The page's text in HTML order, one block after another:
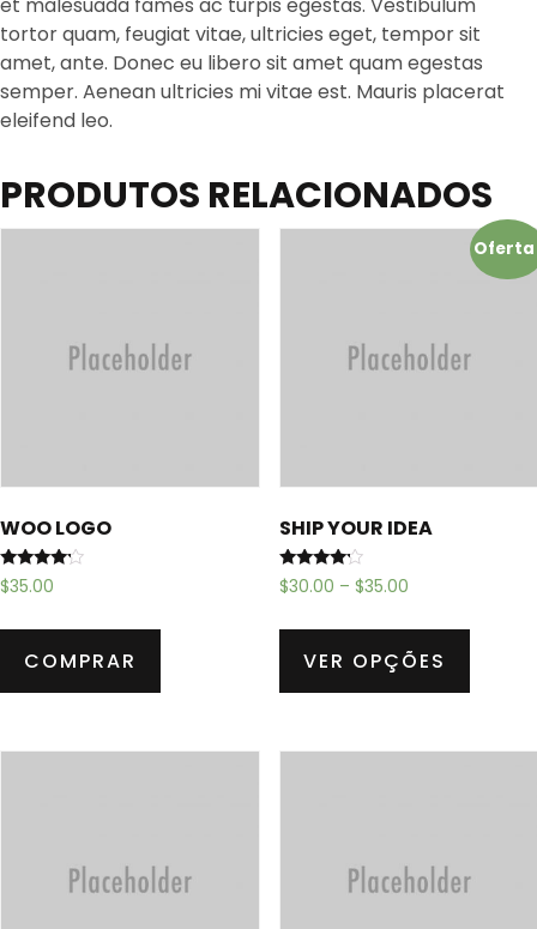
tortor quam, feugiat vitae, ultricies eget, tempor sit
amet, ante. Donec eu libero sit amet quam egestas
semper. Aenean ultricies mi vitae est. Mauris placerat
eleifend leo.
PRODUTOS RELACIONADOS
WOO LOGO
Avaliação
4.00
$35.00
COMPRAR
SHIP YOUR IDEA
Avaliação
4.00
$30.00 – $35.00
VER OPÇÕES